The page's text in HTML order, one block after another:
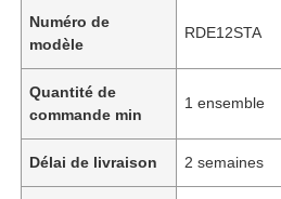
Numéro de
modèle
RDE12STA
Quantité de
commande min
1 ensemble
Délai de livraison 2 semaines